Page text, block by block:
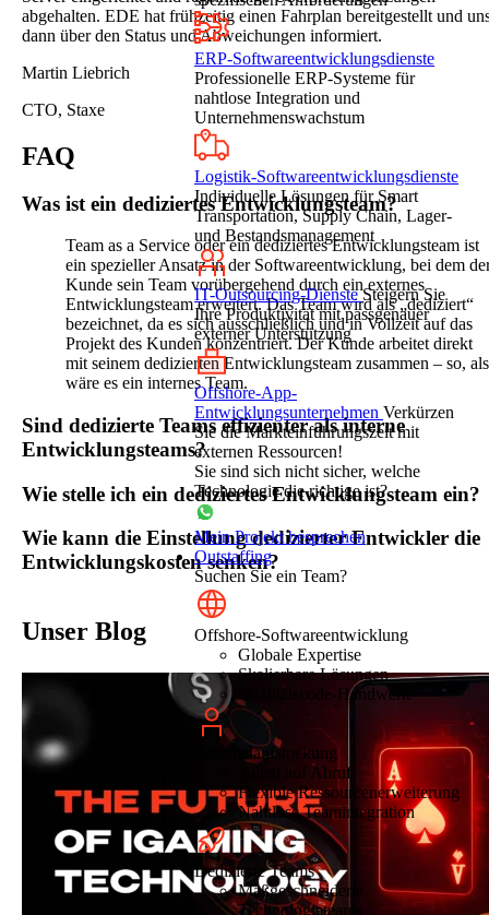
abgehalten. EDE hat frühzeitig einen Fahrplan bereitgestellt und
dann über den Status und Abweichungen informiert.
Martin Liebrich
CTO, Staxe
FAQ
Was ist ein dediziertes Entwicklungsteam?
Team as a Service oder ein dediziertes Entwicklungsteam ist
ein spezieller Ansatz in der Softwareentwicklung, bei dem
Kunde sein Team vorübergehend durch ein externes
Entwicklungsteam erweitert. Das Team wird als „dediziert“
bezeichnet, da es sich ausschließlich und in Vollzeit auf das
Projekt des Kunden konzentriert. Der Kunde arbeitet direkt
mit seinem dedizierten Entwicklungsteam zusammen – so, als
wäre es ein internes Team.
Sind dedizierte Teams effizienter als interne
Entwicklungsteams?
Wie stelle ich ein dediziertes Entwicklungsteam ein?
Wie kann die Einstellung dedizierter Entwickler die
Entwicklungskosten senken?
Unser Blog
ERP-Softwareentwicklungsdienste
Professionelle ERP-Systeme für
nahtlose Integration und
Unternehmenswachstum
Logistik-Softwareentwicklungsdienste
Individuelle Lösungen für Smart
Transportation, Supply Chain, Lager-
und Bestandsmanagement
IT-Outsourcing-Dienste Steigern Sie
Ihre Produktivität mit passgenauer
externer Unterstützung
Offshore-App-
Entwicklungsunternehmen Verkürzen
Sie die Markteinführungszeit mit
externen Ressourcen!
Sie sind sich nicht sicher, welche
Technologie die richtige ist?
Mein Projekt besprechen
Outstaffing
Suchen Sie ein Team?
Offshore-Softwareentwicklung
Globale Expertise
Skalierbare Lösungen
Qualitätscode-Handwerk
Personalaufstockung
Talent auf Abruf
Flexible Ressourcenerweiterung
Nahtlose Teamintegration
Dedizierte Teams
Maßgeschneiderte
Technologieteams